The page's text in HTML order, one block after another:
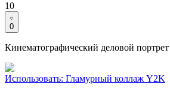
10
0
Кинематографический деловой портрет
Использовать: Гламурный коллаж Y2K